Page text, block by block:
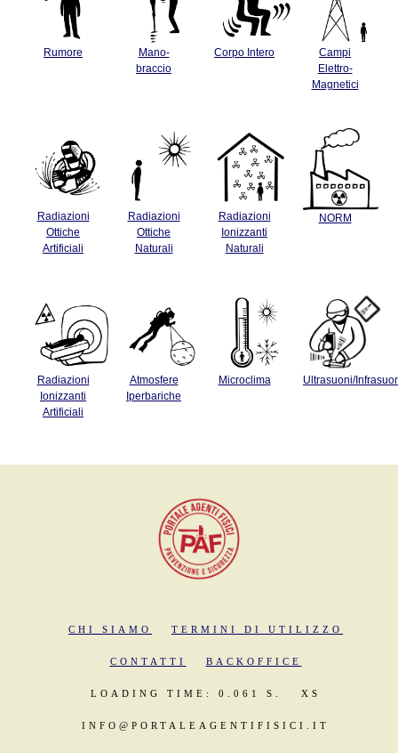
Rumore
Mano-
braccio
Corpo Intero
Campi
Elettro-
Magnetici
Radiazioni
Ottiche
Artificiali
Radiazioni
Ottiche
Naturali
Radiazioni
Ionizzanti
Naturali
NORM
Radiazioni
Ionizzanti
Artificiali
Atmosfere
Iperbariche
Microclima Ultrasuoni/
CHI SIAMO TERMINI DI UTILIZZO
CONTATTI BACKOFFICE
LOADING TIME: 0.061 S. XS
INFO@PORTALEAGENTIFISICI.IT